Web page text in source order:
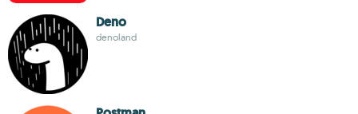
Deno
denoland